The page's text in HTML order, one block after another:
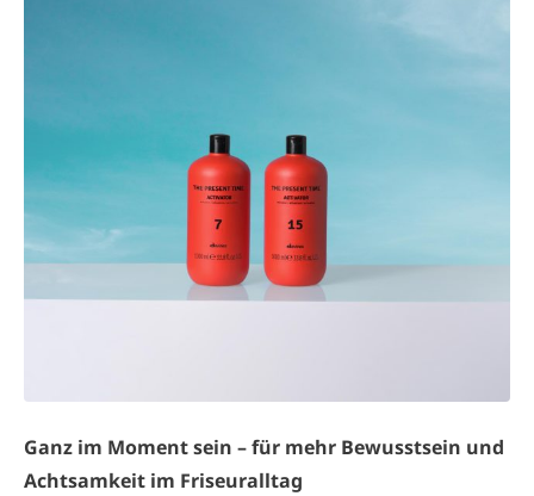
Ganz im Moment sein – für mehr Bewusstsein und
Achtsamkeit im Friseuralltag